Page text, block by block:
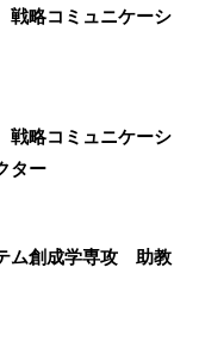
略コミュニケーシ
略コミュニケーシ
ター
ム創成学専攻 助教